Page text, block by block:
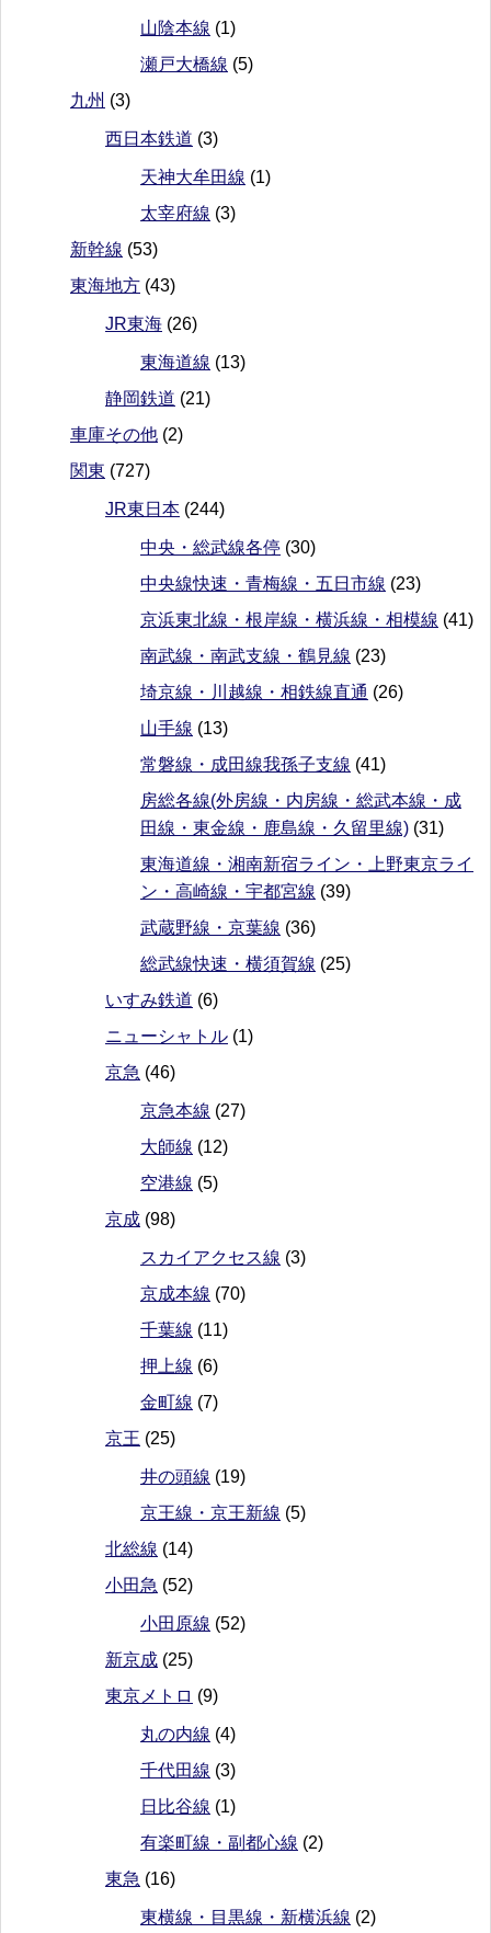
山陰本線 (1)
瀬戸大橋線 (5)
九州 (3)
西日本鉄道 (3)
天神大牟田線 (1)
太宰府線 (3)
新幹線 (53)
東海地方 (43)
JR東海 (26)
東海道線 (13)
静岡鉄道 (21)
車庫その他 (2)
関東 (727)
JR東日本 (244)
中央・総武線各停 (30)
中央線快速・青梅線・五日市線 (23)
京浜東北線・根岸線・横浜線・相模線 (41)
南武線・南武支線・鶴見線 (23)
埼京線・川越線・相鉄線直通 (26)
山手線 (13)
常磐線・成田線我孫子支線 (41)
房総各線(外房線・内房線・総武本線・成
田線・東金線・鹿島線・久留里線) (31)
東海道線・湘南新宿ライン・上野東京ライ
ン・高崎線・宇都宮線 (39)
武蔵野線・京葉線 (36)
総武線快速・横須賀線 (25)
いすみ鉄道 (6)
ニューシャトル (1)
京急 (46)
京急本線 (27)
大師線 (12)
空港線 (5)
京成 (98)
スカイアクセス線 (3)
京成本線 (70)
千葉線 (11)
押上線 (6)
金町線 (7)
京王 (25)
井の頭線 (19)
京王線・京王新線 (5)
北総線 (14)
小田急 (52)
小田原線 (52)
新京成 (25)
東京メトロ (9)
丸の内線 (4)
千代田線 (3)
日比谷線 (1)
有楽町線・副都心線 (2)
東急 (16)
東横線・目黒線・新横浜線 (2)